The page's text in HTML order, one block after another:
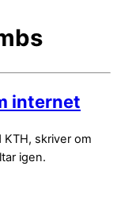
internet
skriver om
igen.